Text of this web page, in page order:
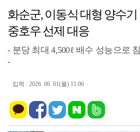
화순군, 소상공인과 상생을 위한 소통
화순군, 가뭄 선제 대응 총력
군민과의 공감대화, 폭염 대응 현장 방문
화순군, 장관감염증 예방수칙 준수 당부
화순군, 취약계층 ‘찾아가는 결핵검진’
화순군, 이동식 대형 양수기
중호우 선제 대응
- 분당 최대 4,500ℓ 배수 성능으로
-
입력 : 2026. 06. 01(월) 11:06